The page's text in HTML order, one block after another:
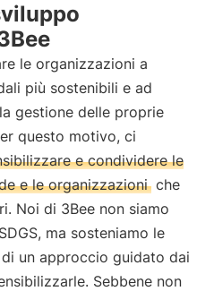
le organizzazioni a
più sostenibili e ad
gestione delle proprie
questo motivo, ci
e condividere le
e le organizzazioni che
Noi di 3Bee non siamo
ma sosteniamo le
un approccio guidato dai
Sebbene non